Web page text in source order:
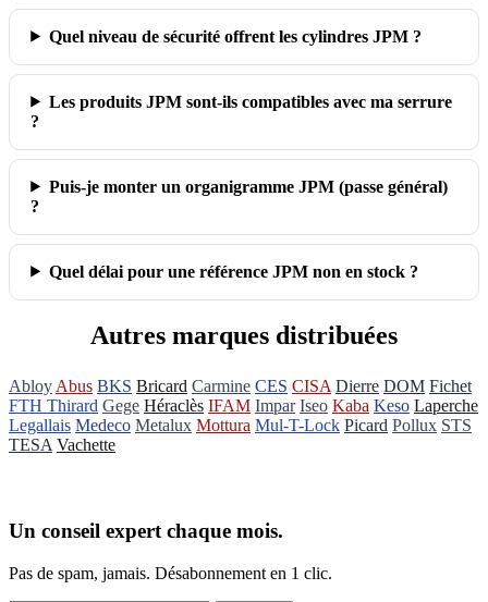
Quel niveau de sécurité offrent les cylindres JPM ?
Les produits JPM sont‑ils compatibles avec ma serrure
?
Puis‑je monter un organigramme JPM (passe général)
?
Quel délai pour une référence JPM non en stock ?
Autres marques distribuées
AbloyAbus BKS Bricard Carmine CES CISA Dierre DOM Fichet
FTH Thirard Gege Héraclès IFAM Impar Iseo Kaba Keso Laperche
Legallais Medeco Metalux Mottura Mul-T-Lock Picard Pollux STS
TESA Vachette
Un conseil expert chaque mois.
Pas de spam, jamais. Désabonnement en 1 clic.